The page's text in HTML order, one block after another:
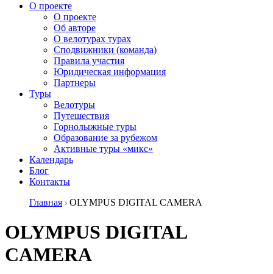
О проекте
О проекте
Об авторе
О велотурах турах
Сподвижники (команда)
Правила участия
Юридическая информация
Партнеры
Туры
Велотуры
Путешествия
Горнолыжные туры
Образование за рубежом
Активные туры «микс»
Календарь
Блог
Контакты
Главная
OLYMPUS DIGITAL CAMERA
OLYMPUS DIGITAL
CAMERA